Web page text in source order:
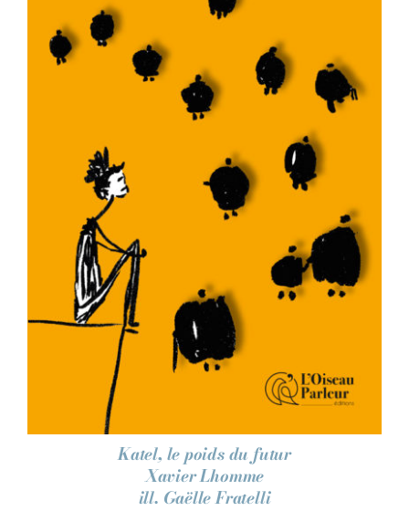
AJOUTER AU PANIER
Katel, le poids du futur
Xavier Lhomme
ill. Gaëlle Fratelli